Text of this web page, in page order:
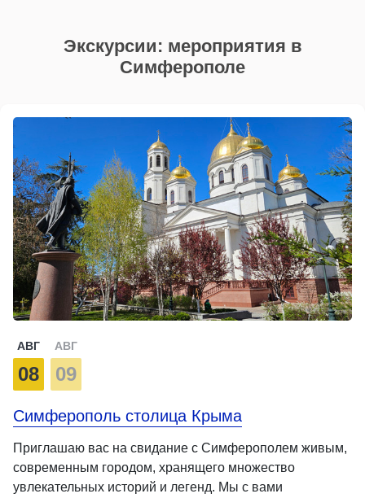
Экскурсии: мероприятия в
Симферополе
АВГ
08
АВГ
09
Симферополь столица Крыма
Приглашаю вас на свидание с Симферополем живым,
современным городом, хранящего множество
увлекательных историй и легенд. Мы с вами